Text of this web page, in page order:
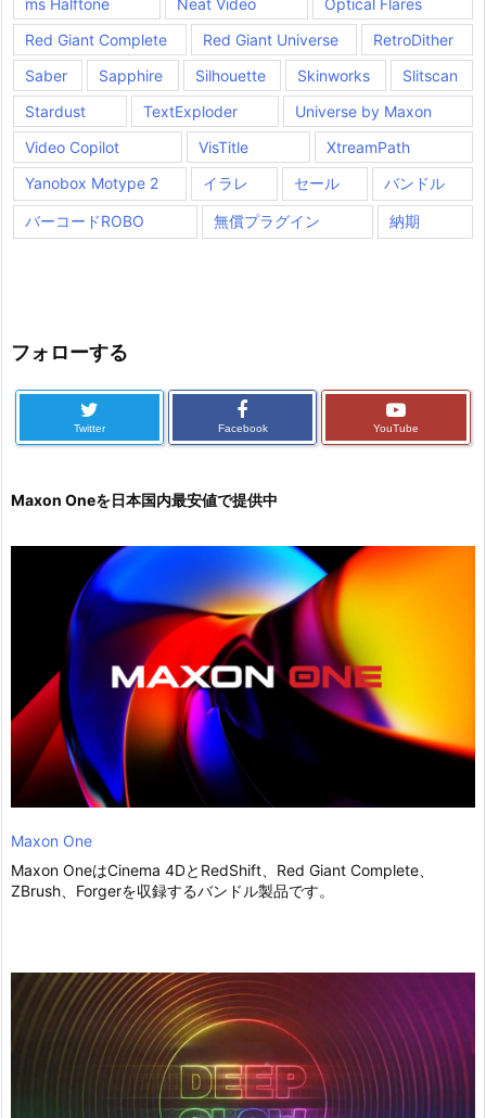
Red Giant Complete
Red Giant Universe
RetroDither
Saber
Sapphire Silhouette Skinworks
Slitscan
Stardust
TextExploder
Universe by Maxon
Video Copilot
VisTitle
XtreamPath
Yanobox Motype 2
イラレ セール バンドル
バーコードROBO 無償プラグイン 納期
フォローする
Twitter Facebook YouTube
Maxon Oneを日本国内最安値で提供中
Maxon One
Maxon OneはCinema 4DとRedShift、Red Giant Complete、
ZBrush、Forgerを収録するバンドル製品です。